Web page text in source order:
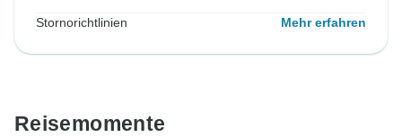
Stornorichtlinien Mehr erfahren
Reisemomente